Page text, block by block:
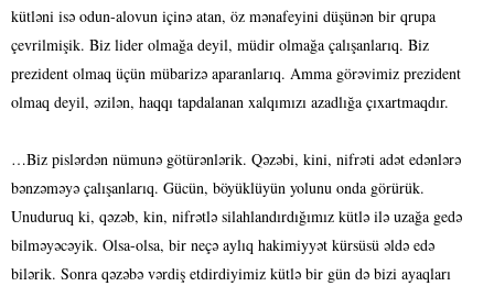
kütləni isə odun-alovun içinə atan, öz mənafeyini düşünən bir qrupa
çevrilmişik. Biz lider olmağa deyil, müdir olmağa çalışanlarıq. Biz
prezident olmaq üçün mübarizə aparanlarıq. Amma görəvimiz prezident
olmaq deyil, əzilən, haqqı tapdalanan xalqımızı azadlığa çıxartmaqdır.
…Biz pislərdən nümunə götürənlərik. Qəzəbi, kini, nifrəti adət edənlərə
bənzəməyə çalışanlarıq. Gücün, böyüklüyün yolunu onda görürük.
Unuduruq ki, qəzəb, kin, nifrətlə silahlandırdığımız kütlə ilə uzağa gedə
bilməyəcəyik. Olsa-olsa, bir neçə aylıq hakimiyyət kürsüsü əldə edə
bilərik. Sonra qəzəbə vərdiş etdirdiyimiz kütlə bir gün də bizi ayaqları